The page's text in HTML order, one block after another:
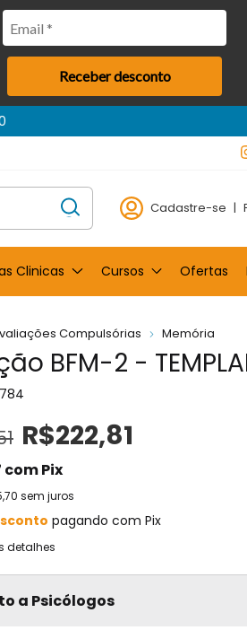
Receber desconto
Cadastre-se |
Clinicas Cursos Ofertas
Compulsórias Memória
BFM-2 -
R$222,81
comPix
sem juros
pagando com Pix
detalhes
a Psicólogos